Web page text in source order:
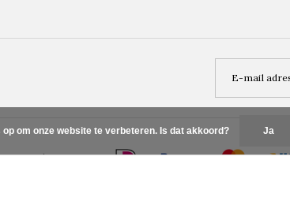
xPlus+
om onze website te verbeteren. Is dat akkoord? Ja